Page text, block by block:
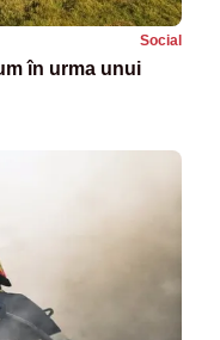
Social
în urma unui